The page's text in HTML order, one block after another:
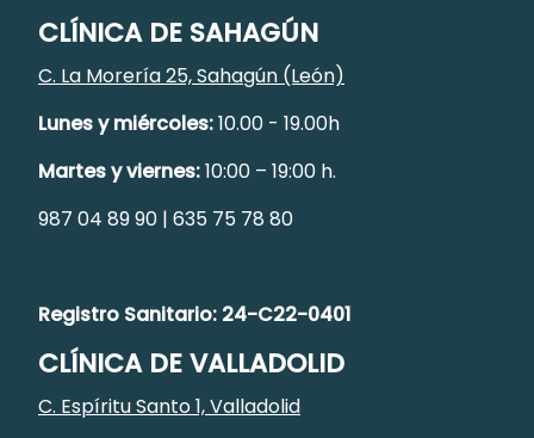
CLÍNICA DE SAHAGÚN
C. La Morería 25, Sahagún (León)
Lunes y miércoles:10.00 - 19.00h
Martes y viernes:10:00 – 19:00 h.
987 04 89 90 | 635 75 78 80
Registro Sanitario: 24-C22-0401
CLÍNICA DE VALLADOLID
C. Espíritu Santo 1, Valladolid